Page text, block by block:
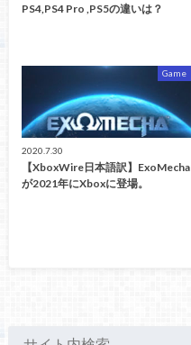
PS4,PS4 Pro ,PS5の違いは？
Game
2020.7.30
【XboxWire日本語訳】ExoMecha
が2021年にXboxに登場。